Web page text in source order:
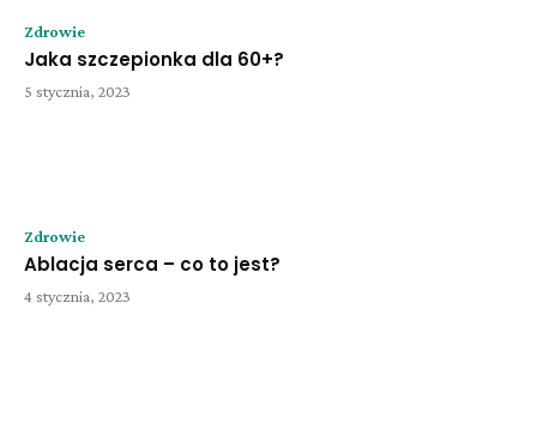
Zdrowie
Jaka szczepionka dla 60+?
5 stycznia, 2023
Zdrowie
Ablacja serca – co to jest?
4 stycznia, 2023